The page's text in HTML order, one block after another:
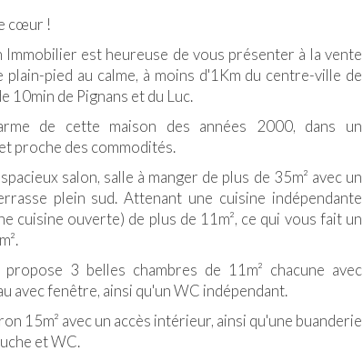
cœur !
Immobilier est heureuse de vous présenter à la vente
plain-pied au calme, à moins d'1Km du centre-ville de
10min de Pignans et du Luc.
de cette maison des années 2000, dans un
proche des commodités.
salon, salle à manger de plus de 35m² avec un
plein sud. Attenant une cuisine indépendante
cuisine ouverte) de plus de 11m², ce qui vous fait un
3 belles chambres de 11m² chacune avec
avec fenêtre, ainsi qu'un WC indépendant.
15m² avec un accès intérieur, ainsi qu'une buanderie
et WC.